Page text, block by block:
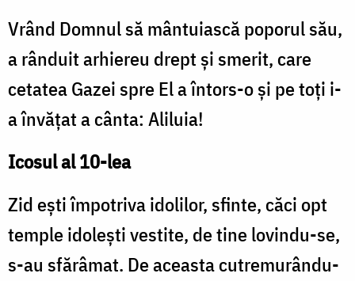
Vrând Domnul să mântuiască poporul său,
a rânduit arhiereu drept și smerit, care
cetatea Gazei spre El a întors-o și pe toți i-
a învățat a cânta: Aliluia!
Icosul al 10-lea
Zid ești împotriva idolilor, sfinte, căci opt
temple idolești vestite, de tine lovindu-se,
s-au sfărâmat. De aceasta cutremurându-